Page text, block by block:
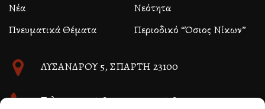
Νέα
Νεότητα
Πνευματικά Θέματα
Περιοδικό “Όσιος Νίκων”
ΛΥΣΑΝΔΡΟΥ 5, ΣΠΑΡΤΗ 23100
Τηλ. 27310 26580 και 27310 26581